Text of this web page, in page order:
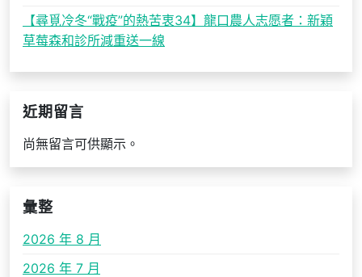
【尋覓冷冬“戰疫”的熱苦衷34】龍口農人志愿者：新穎
草莓森和診所減重送一線
近期留言
尚無留言可供顯示。
彙整
2026 年 8 月
2026 年 7 月